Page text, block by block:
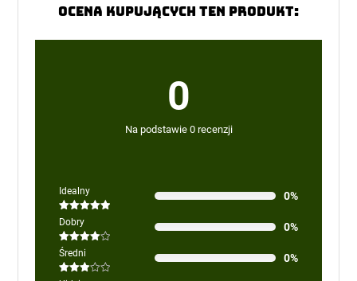
Ocena kupujących ten produkt:
0
Na podstawie 0 recenzji
Idealny
Oceniono
na 5
0%
Dobry
Oceniono
4na 5
0%
Średni 0%